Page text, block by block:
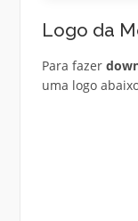
Logo da
Para fazer
uma logo